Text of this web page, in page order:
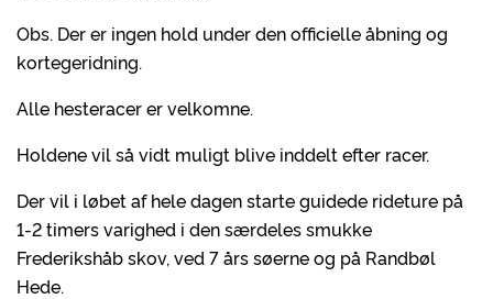
Obs. Der er ingen hold under den officielle åbning og
kortegeridning.
Alle hesteracer er velkomne.
Holdene vil så vidt muligt blive inddelt efter racer.
Der vil i løbet af hele dagen starte guidede rideture på
1-2 timers varighed i den særdeles smukke
Frederikshåb skov, ved 7 års søerne og på Randbøl
Hede.